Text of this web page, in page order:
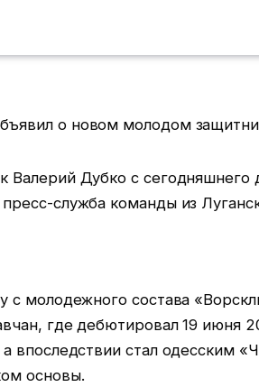
Валерий Дубко с сегодняшнего
служба команды из
с молодежного состава
где дебютировал 19 июня
впоследствии стал одесским
основы.